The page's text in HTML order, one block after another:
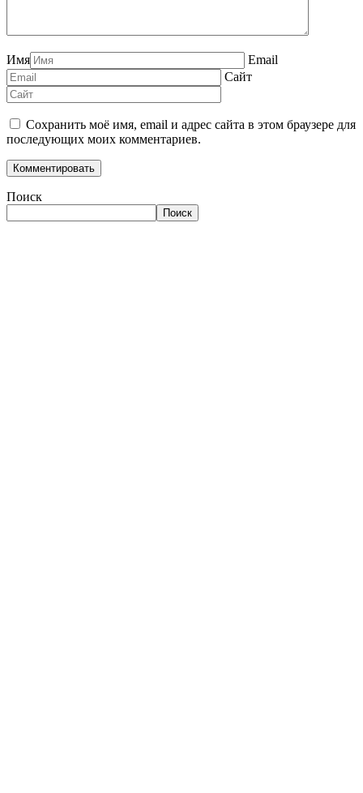
Имя
Email
Сайт
Сохранить моё имя, email и адрес сайта в этом браузере для
последующих моих комментариев.
Поиск
Поиск